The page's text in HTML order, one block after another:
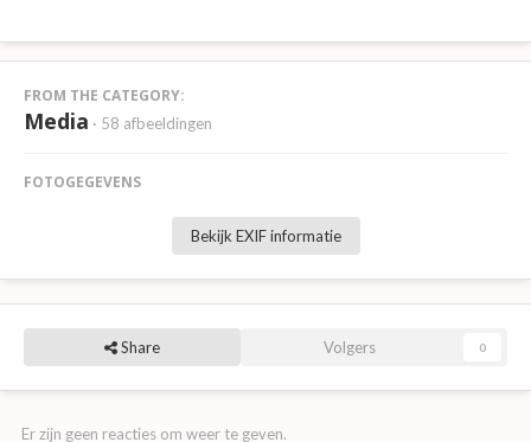
FROM THE CATEGORY:
Media · 58 afbeeldingen
FOTOGEGEVENS
Bekijk EXIF informatie
Share Volgers 0
Er zijn geen reacties om weer te geven.